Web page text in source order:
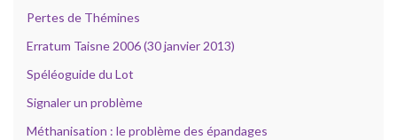
Pertes de Thémines
Erratum Taisne 2006 (30 janvier 2013)
Spéléoguide du Lot
Signaler un problème
Méthanisation : le problème des épandages